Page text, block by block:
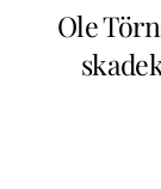
Ole